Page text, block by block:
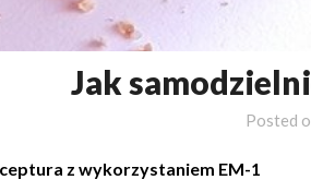
Jak
Posted
z wykorzystaniem EM-1